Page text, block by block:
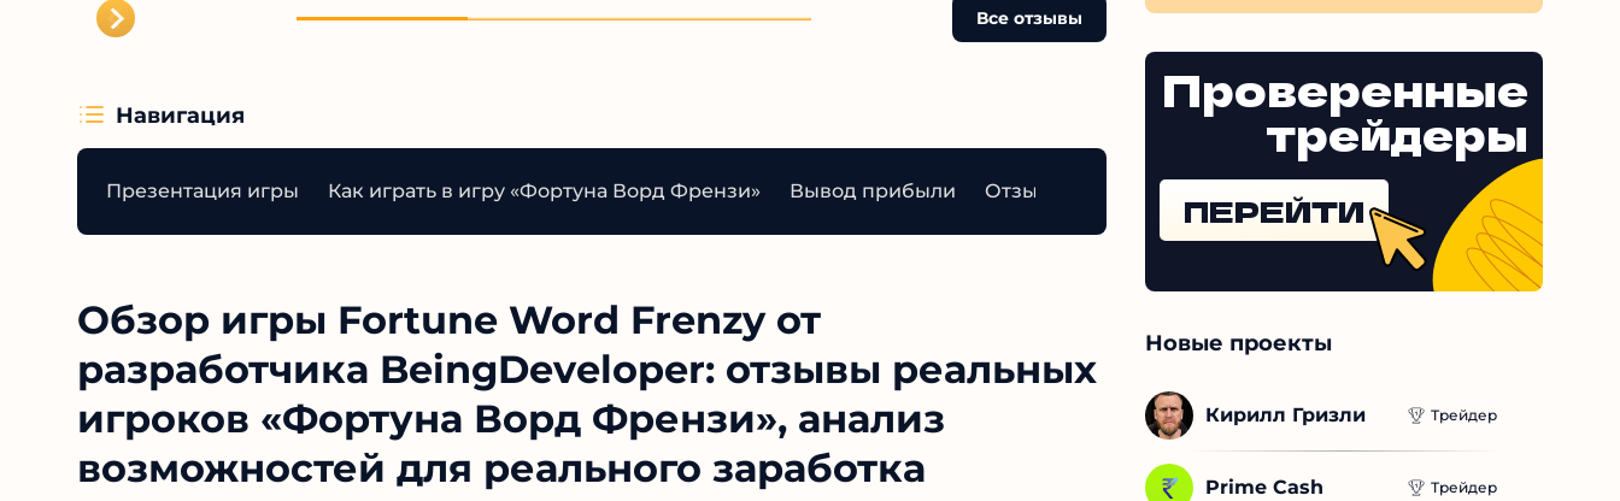
Все отзывы
Навигация
Презентация игры Как играть в игру «Фортуна Ворд Френзи» Вывод прибыли Отзывы об игре «Фортуне Ворд Френзи» Выводы
Обзор игры Fortune Word Frenzy от
разработчика BeingDeveloper: отзывы
реальных игроков «Фортуна Ворд Френзи»,
анализ возможностей для реального заработка
Проверенные
трейдеры
ПЕРЕЙТИ
Новые проекты
Кирилл Гризли Трейдер
Prime Cash Трейдер